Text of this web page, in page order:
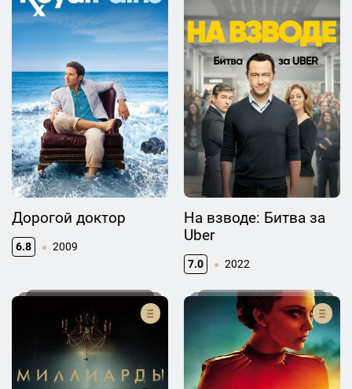
Дорогой доктор
6.8 2009
На взводе: Битва за
Uber
7.0 2022